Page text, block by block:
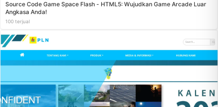
Source Code Game Space Flash - HTML5: Wujudkan Game Arcade Luar
Angkasa Anda!
100 terjual